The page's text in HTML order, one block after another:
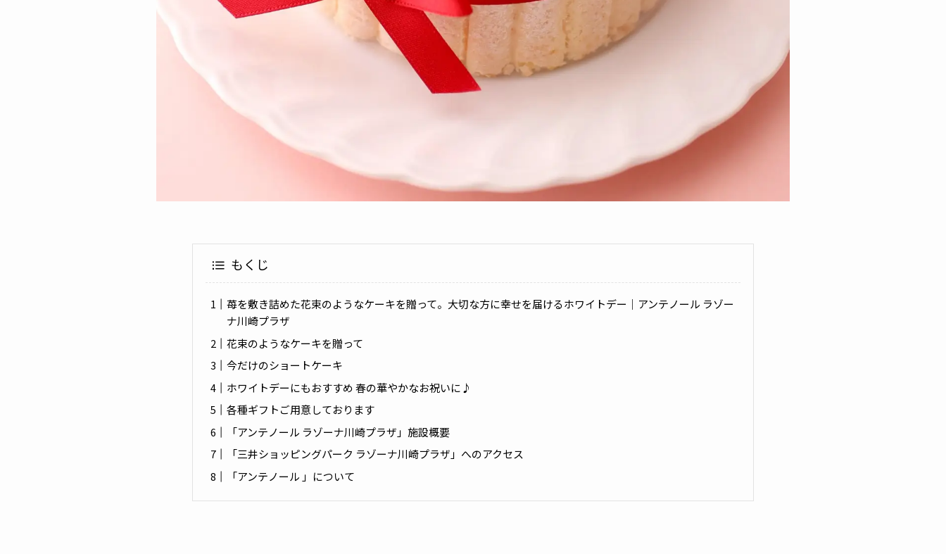
もくじ
苺を敷き詰めた花束のようなケーキを贈って。大切な方に幸せを届けるホワイトデー｜アンテノール ラゾー
ナ川崎プラザ
花束のようなケーキを贈って
今だけのショートケーキ
ホワイトデーにもおすすめ 春の華やかなお祝いに♪
各種ギフトご用意しております
「アンテノール ラゾーナ川崎プラザ」施設概要
「三井ショッピングパーク ラゾーナ川崎プラザ」へのアクセス
「アンテノール 」について